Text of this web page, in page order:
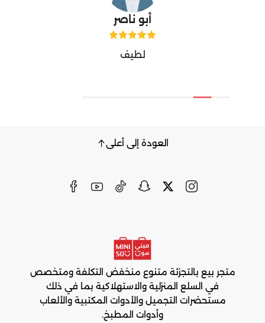
أبو ناصر
لطيف
العودة إلى أعلى
متجر بيع بالتجزئة متنوع منخفض التكلفة ومتخصص
في السلع المنزلية والاستهلاكية بما في ذلك
مستحضرات التجميل والأدوات المكتبية والألعاب
وأدوات المطبخ.